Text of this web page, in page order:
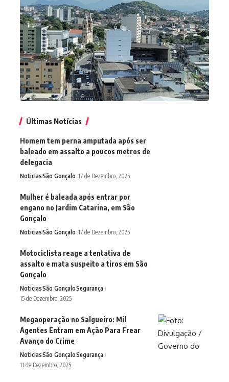
Últimas Notícias
Homem tem perna amputada após ser
baleado em assalto a poucos metros de
delegacia
NoticiasSão Gonçalo 17 de Dezembro, 2025
Mulher é baleada após entrar por
engano no Jardim Catarina, em São
Gonçalo
NoticiasSão Gonçalo 17 de Dezembro, 2025
Motociclista reage a tentativa de
assalto e mata suspeito a tiros em São
Gonçalo
NoticiasSão GonçaloSegurança
15 de Dezembro, 2025
Megaoperação no Salgueiro: Mil
Agentes Entram em Ação Para Frear
Avanço do Crime
NoticiasSão GonçaloSegurança
11 de Dezembro, 2025